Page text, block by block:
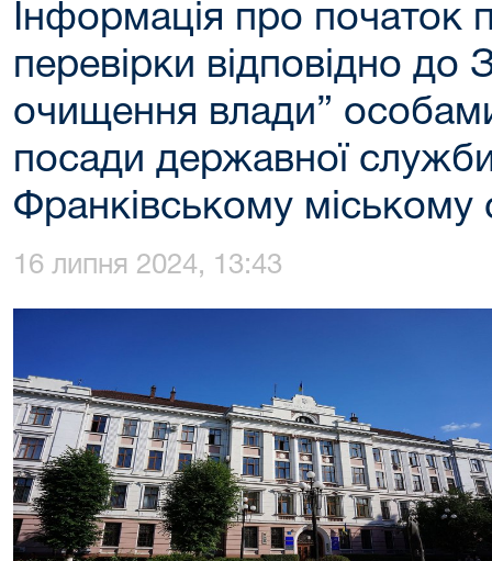
Інформація про початок
перевірки відповідно до
очищення влади”
посади державної
Франківському міському
16 липня 2024, 13:43